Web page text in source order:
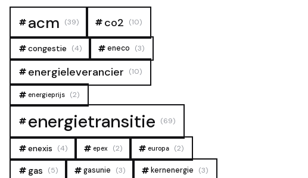
acm (39) co2 (10)
congestie (4) eneco (3)
energieleverancier (10)
energieprijs (2)
energietransitie (69)
enexis (4) epex (2) europa (2)
gas (5) gasunie (3) kernenergie (3)